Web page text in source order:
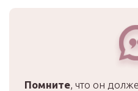
Помните , что он